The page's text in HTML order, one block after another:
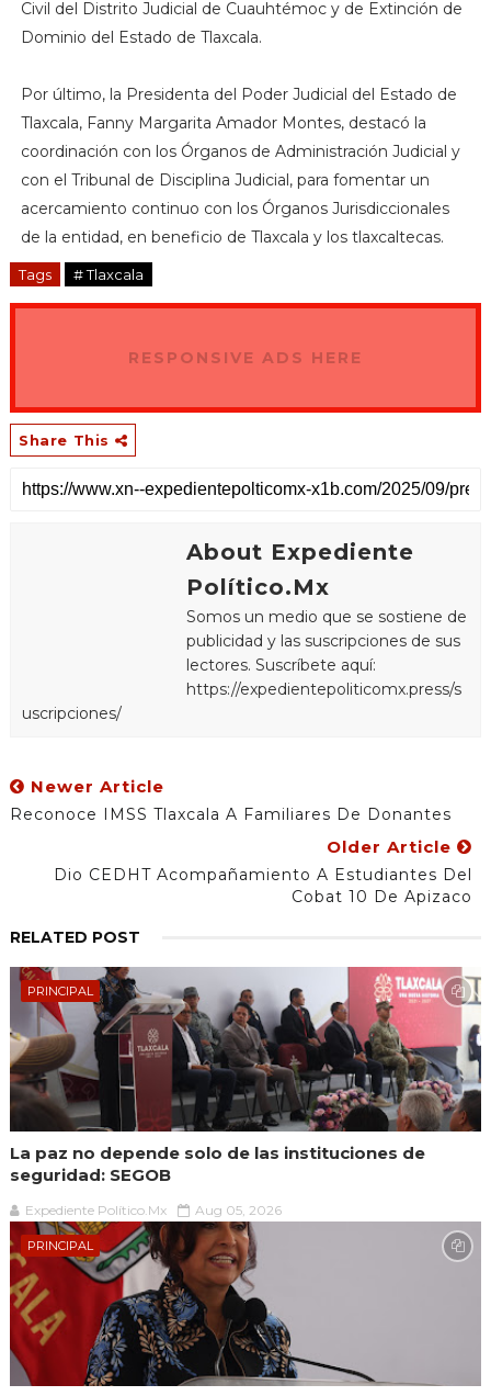
Civil del Distrito Judicial de Cuauhtémoc y de Extinción de
Dominio del Estado de Tlaxcala.
Por último, la Presidenta del Poder Judicial del Estado de
Tlaxcala, Fanny Margarita Amador Montes, destacó la
coordinación con los Órganos de Administración Judicial y
con el Tribunal de Disciplina Judicial, para fomentar un
acercamiento continuo con los Órganos Jurisdiccionales
de la entidad, en beneficio de Tlaxcala y los tlaxcaltecas.
Tags # Tlaxcala
RESPONSIVE ADS HERE
Share This
About Expediente
Político.Mx
Somos un medio que se sostiene de
publicidad y las suscripciones de sus
lectores. Suscríbete aquí:
https://expedientepoliticomx.press/s
uscripciones/
Newer Article
Reconoce IMSS Tlaxcala A Familiares De Donantes
Older Article
Dio CEDHT Acompañamiento A Estudiantes Del
Cobat 10 De Apizaco
RELATED POST
PRINCIPAL
La paz no depende solo de las instituciones de
seguridad: SEGOB
Expediente Político.Mx Aug 05, 2026
PRINCIPAL